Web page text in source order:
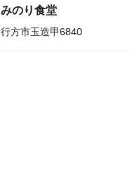
みのり食堂
行方市玉造甲6840